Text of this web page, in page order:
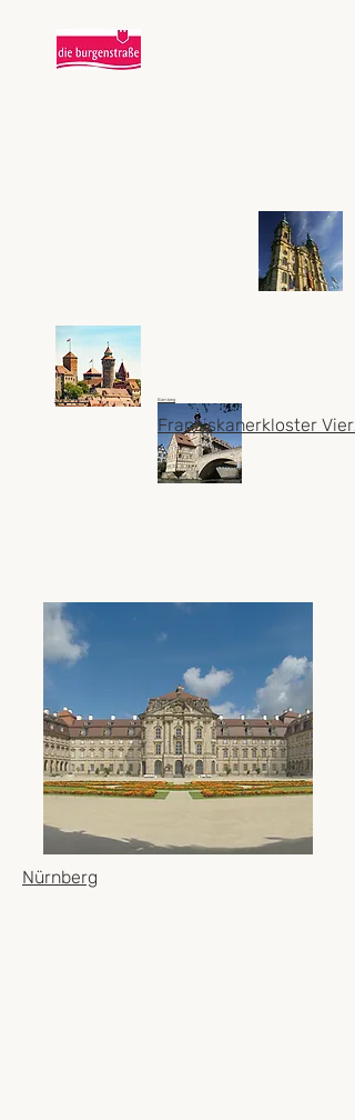
Die Burgenstrasse Bamberg
Franziskanerkloster
Nürnberg